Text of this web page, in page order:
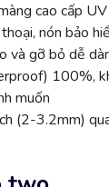
cao cấp
nón bảo
và gỡ bỏ dễ
100%,
muốn
(2-3.2mm)